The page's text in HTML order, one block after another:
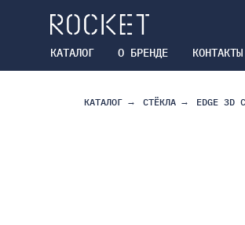
О БРЕНДЕ КОНТАКТЫ
КАТАЛОГ
КАТАЛОГ → СТЁКЛА → EDGE 3D